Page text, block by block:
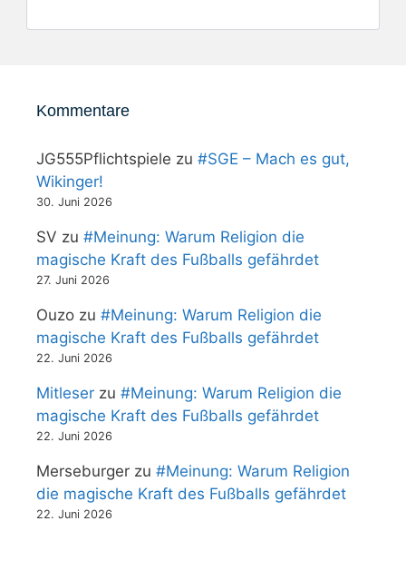
Kommentare
JG555Pflichtspiele zu #SGE – Mach es gut,
Wikinger!
30. Juni 2026
SV zu #Meinung: Warum Religion die
magische Kraft des Fußballs gefährdet
27. Juni 2026
Ouzo zu #Meinung: Warum Religion die
magische Kraft des Fußballs gefährdet
22. Juni 2026
Mitleser zu #Meinung: Warum Religion die
magische Kraft des Fußballs gefährdet
22. Juni 2026
Merseburger zu #Meinung: Warum Religion
die magische Kraft des Fußballs gefährdet
22. Juni 2026